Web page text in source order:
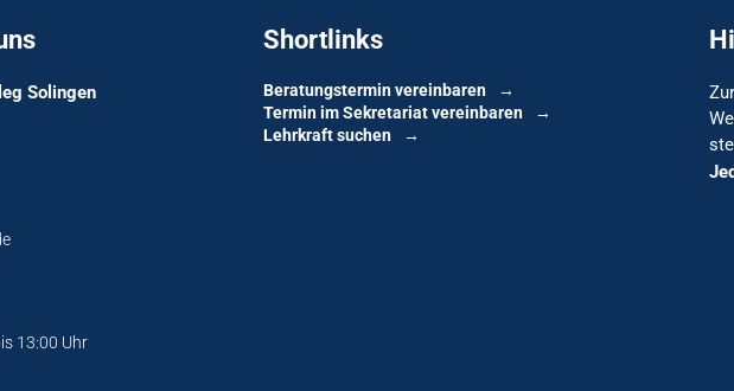
Solingen
13:00 Uhr
Shortlinks
Beratungstermin vereinbaren
Termin im Sekretariat vereinbaren
Lehrkraft suchen